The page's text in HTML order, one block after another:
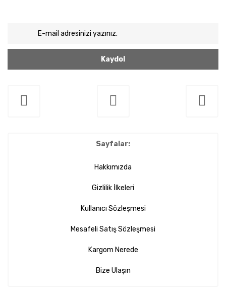
Kaydol
Sayfalar:
Hakkımızda
Gizlilik İlkeleri
Kullanıcı Sözleşmesi
Mesafeli Satış Sözleşmesi
Kargom Nerede
Bize Ulaşın